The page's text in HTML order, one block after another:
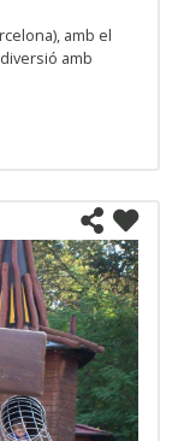
amb el
amb